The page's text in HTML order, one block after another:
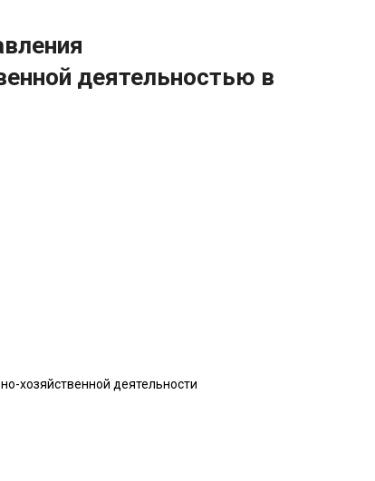
деятельностью в
хозяйственной деятельности